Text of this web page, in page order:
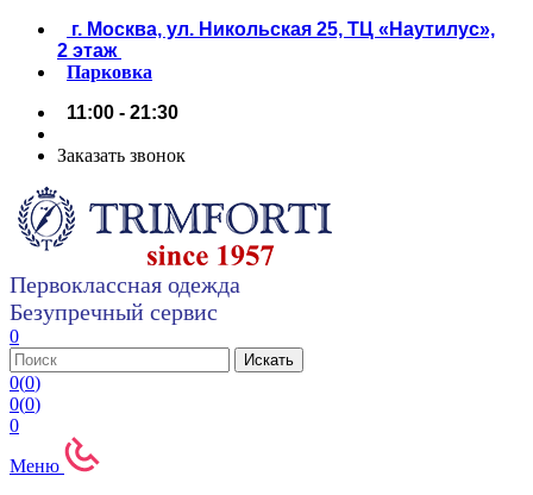
г. Москва, ул. Никольская 25, ТЦ «Наутилус»,
2 этаж
Парковка
11:00 - 21:30
Заказать звонок
Первоклассная одежда
Безупречный сервис
0
0(0)
0(0)
0
Меню